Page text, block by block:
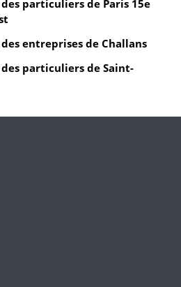
particuliers de Paris 15e
entreprises de Challans
particuliers de Saint-